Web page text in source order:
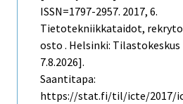
ISSN=1797-2957. 2017, 6.
Tietotekniikkataidot,
osto . Helsinki:
7.8.2026].
Saantitapa:
https://stat.fi/til/icte/2017/